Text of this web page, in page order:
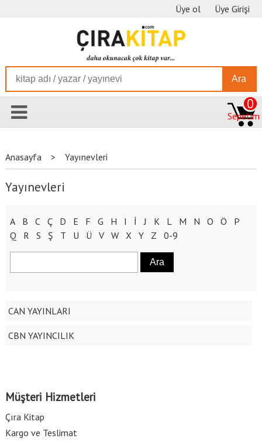
Üye ol Üye Girişi
Ara
Sepetim
0
Anasayfa > Yayınevleri
Yayınevleri
A B C Ç D E F G H I İ J K L M N O Ö
P
Q
R S Ş T U Ü V W X Y Z 0-9
CAN YAYINLARI
CBN YAYINCILIK
Müşteri Hizmetleri
Çıra Kitap
Kargo ve Teslimat